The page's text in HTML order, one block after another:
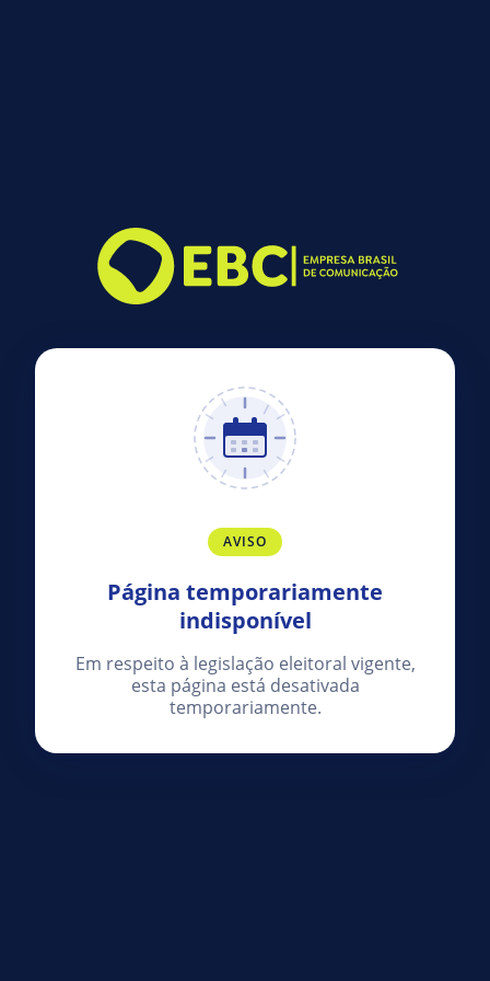
AVISO
Página temporariamente
indisponível
Em respeito à legislação eleitoral vigente,
esta página está desativada
temporariamente.